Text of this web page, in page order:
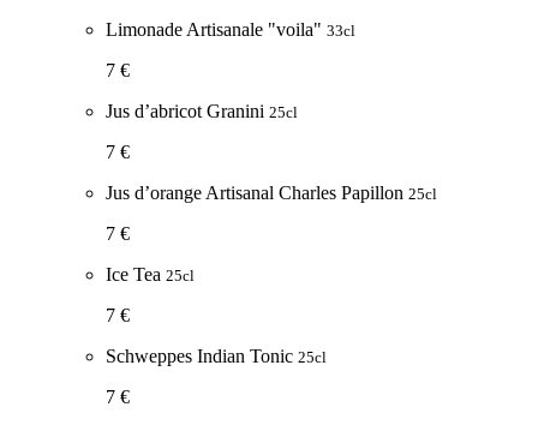
Limonade Artisanale "voila" 33cl
7 €
Jus d’abricot Granini 25cl
7 €
Jus d’orange Artisanal Charles Papillon 25cl
7 €
Ice Tea 25cl
7 €
Schweppes Indian Tonic 25cl
7 €